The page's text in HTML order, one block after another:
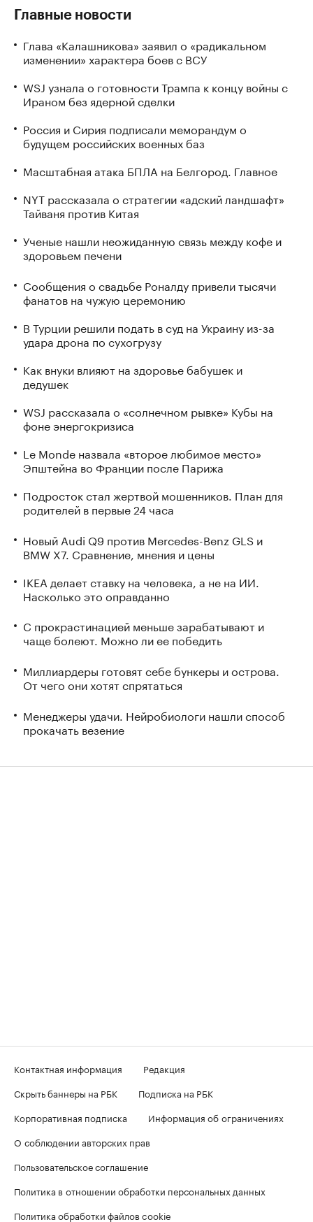
Главные новости
Глава «Калашникова» заявил о «радикальном
изменении» характера боев с ВСУ
WSJ узнала о готовности Трампа к концу войны с
Ираном без ядерной сделки
Россия и Сирия подписали меморандум о
будущем российских военных баз
Масштабная атака БПЛА на Белгород. Главное
NYT рассказала о стратегии «адский ландшафт»
Тайваня против Китая
Ученые нашли неожиданную связь между кофе и
здоровьем печени
Сообщения о свадьбе Роналду привели тысячи
фанатов на чужую церемонию
В Турции решили подать в суд на Украину из-за
удара дрона по сухогрузу
Как внуки влияют на здоровье бабушек и
дедушек
WSJ рассказала о «солнечном рывке» Кубы на
фоне энергокризиса
Le Monde назвала «второе любимое место»
Эпштейна во Франции после Парижа
Подросток стал жертвой мошенников. План для
родителей в первые 24 часа
Новый Audi Q9 против Mercedes-Benz GLS и
BMW X7. Сравнение, мнения и цены
IKEA делает ставку на человека, а не на ИИ.
Насколько это оправданно
С прокрастинацией меньше зарабатывают и
чаще болеют. Можно ли ее победить
Миллиардеры готовят себе бункеры и острова.
От чего они хотят спрятаться
Менеджеры удачи. Нейробиологи нашли способ
прокачать везение
Контактная информация
Редакция
Скрыть баннеры на РБК
Подписка на РБК
Корпоративная подписка
Информация об ограничениях
О соблюдении авторских прав
Пользовательское соглашение
Политика в отношении обработки персональных данных
Политика обработки файлов cookie